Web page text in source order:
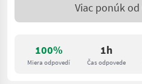
100%
Miera odpovedí
1h
Čas odpovede
Viac ponúk od